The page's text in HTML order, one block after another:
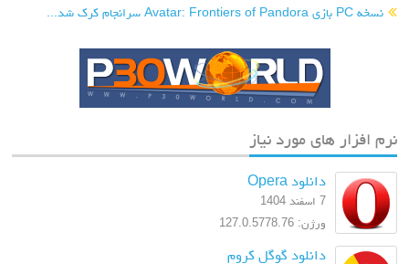
نسخه PC بازی Avatar: Frontiers of Pandora سرانجام کرک شد...
نرم افزار های مورد نیاز
دانلود Opera
7 اسفند 1404
ورژن: 127.0.5778.76
دانلود گوگل کروم